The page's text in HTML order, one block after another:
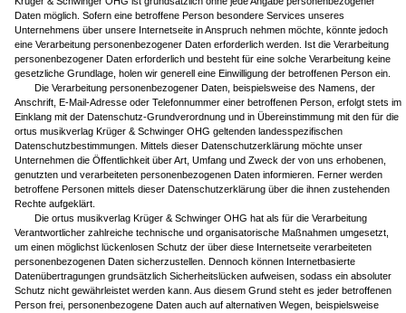
Daten möglich. Sofern eine betroffene Person besondere Services unseres
Unternehmens über unsere Internetseite in Anspruch nehmen möchte, könnte jedoch
eine Verarbeitung personenbezogener Daten erforderlich werden. Ist die Verarbeitung
personenbezogener Daten erforderlich und besteht für eine solche Verarbeitung keine
gesetzliche Grundlage, holen wir generell eine Einwilligung der betroffenen Person ein.
Die Verarbeitung personenbezogener Daten, beispielsweise des Namens, der
Anschrift, E-Mail-Adresse oder Telefonnummer einer betroffenen Person, erfolgt stets im
Einklang mit der Datenschutz-Grundverordnung und in Übereinstimmung mit den für die
ortus musikverlag Krüger & Schwinger OHG geltenden landesspezifischen
Datenschutzbestimmungen. Mittels dieser Datenschutzerklärung möchte unser
Unternehmen die Öffentlichkeit über Art, Umfang und Zweck der von uns erhobenen,
genutzten und verarbeiteten personenbezogenen Daten informieren. Ferner werden
betroffene Personen mittels dieser Datenschutzerklärung über die ihnen zustehenden
Rechte aufgeklärt.
Die ortus musikverlag Krüger & Schwinger OHG hat als für die Verarbeitung
Verantwortlicher zahlreiche technische und organisatorische Maßnahmen umgesetzt,
um einen möglichst lückenlosen Schutz der über diese Internetseite verarbeiteten
personenbezogenen Daten sicherzustellen. Dennoch können Internetbasierte
Datenübertragungen grundsätzlich Sicherheitslücken aufweisen, sodass ein absoluter
Schutz nicht gewährleistet werden kann. Aus diesem Grund steht es jeder betroffenen
Person frei, personenbezogene Daten auch auf alternativen Wegen, beispielsweise